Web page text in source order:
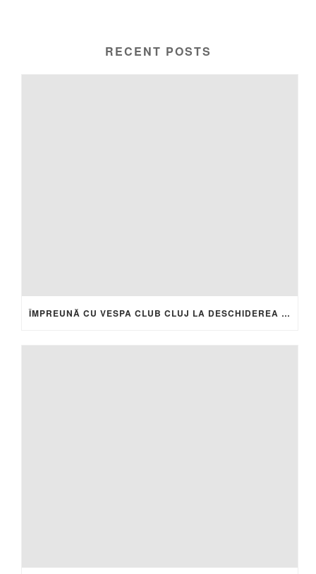
RECENT POSTS
ÎMPREUNĂ CU VESPA CLUB CLUJ LA DESCHIDEREA DE SEZON 2026